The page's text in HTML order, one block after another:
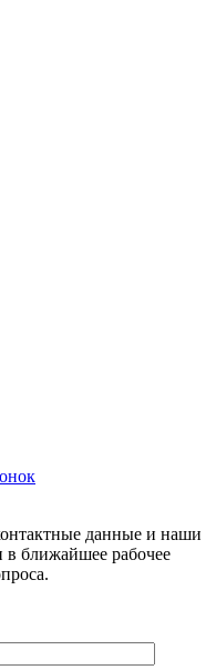
данные и наши
в ближайшее рабочее